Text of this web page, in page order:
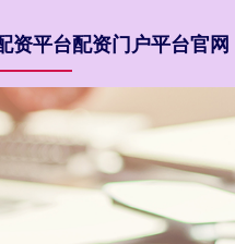
资平台配资门户平台官网